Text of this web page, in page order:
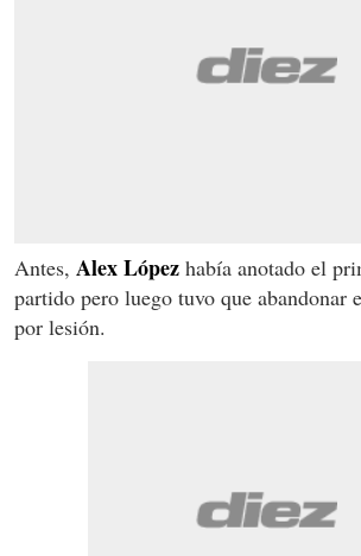
Antes, AlexLópez había anotado el
partido pero luego tuvo que abandonar
por lesión.